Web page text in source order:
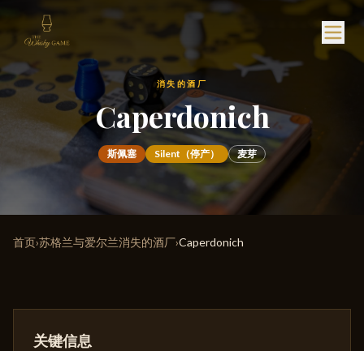
消失的酒厂
Caperdonich
斯佩塞 Silent（停产） 麦芽
首页›苏格兰与爱尔兰消失的酒厂›Caperdonich
关键信息